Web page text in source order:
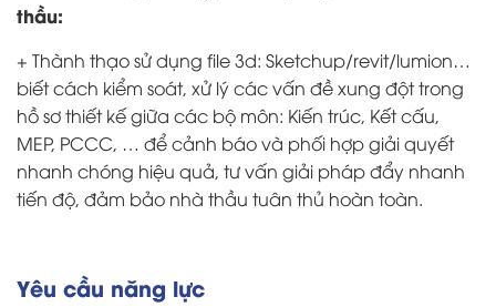
thầu:
+ Thành thạo sử dụng file 3d: Sketchup/revit/lumion…
biết cách kiểm soát, xử lý các vấn đề xung đột trong
hồ sơ thiết kế giữa các bộ môn: Kiến trúc, Kết cấu,
MEP, PCCC, … để cảnh báo và phối hợp giải quyết
nhanh chóng hiệu quả, tư vấn giải pháp đẩy nhanh
tiến độ, đảm bảo nhà thầu tuân thủ hoàn toàn.
Yêu cầu năng lực